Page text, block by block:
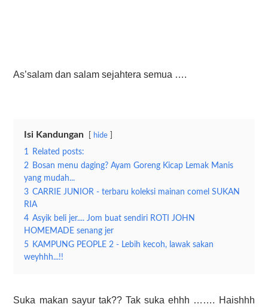
As’salam dan salam sejahtera semua ….
Isi Kandungan hide
1 Related posts:
2 Bosan menu daging? Ayam Goreng Kicap Lemak Manis
yang mudah...
3 CARRIE JUNIOR - terbaru koleksi mainan comel SUKAN
RIA
4 Asyik beli jer.... Jom buat sendiri ROTI JOHN
HOMEMADE senang jer
5 KAMPUNG PEOPLE 2 - Lebih kecoh, lawak sakan
weyhhh...!!
Suka makan sayur tak?? Tak suka ehhh ……. Haishhh